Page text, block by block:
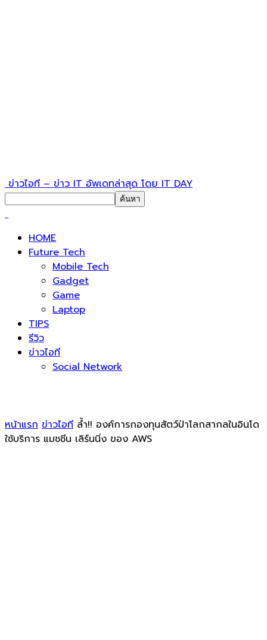
ข่าวไอที – ข่าว IT อัพเดทล่าสุด โดย IT DAY
HOME
Future Tech
Mobile Tech
Gadget
Game
Laptop
TIPS
รีวิว
ข่าวไอที
Social Network
หน้าแรก ข่าวไอที ล้ำ!! องค์การกองทุนสัตว์ป่าโลกสากลในอินโด
ใช้บริการ แมชชีน เลิร์นนิ่ง ของ AWS